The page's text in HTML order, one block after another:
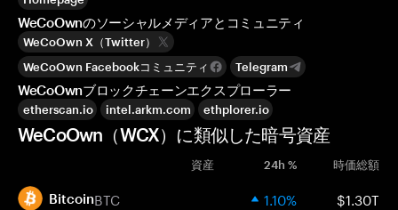
WeCoOwnのソーシャルメディアとコミュニティ
WeCoOwn X（Twitter）
WeCoOwn Facebookコミュニティ
Telegram
WeCoOwnブロックチェーンエクスプローラー
etherscan.io intel.arkm.com ethplorer.io
WeCoOwn（WCX）に類似した暗号資産
資産 24h % 時価総額
BitcoinBTC 1.10% $1.30T